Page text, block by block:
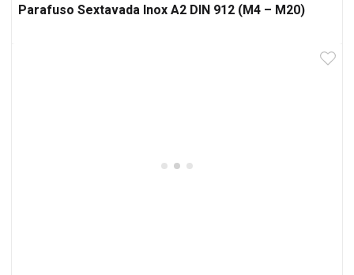
Parafuso Sextavada Inox A2 DIN 912 (M4 – M20)